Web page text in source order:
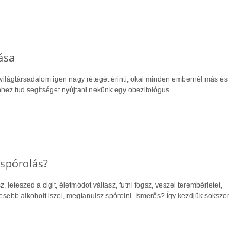
igen nagy rétegét érinti, okai minden embernél más és
tud segítséget nyújtani nekünk egy obezitológus.
leteszed a cigit, életmódot váltasz, futni fogsz, veszel terembérletet,
alkoholt iszol, megtanulsz spórolni. Ismerős? Így kezdjük sokszor